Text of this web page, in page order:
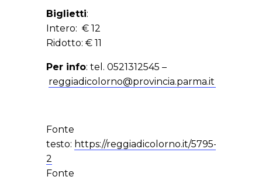
Biglietti:
Intero: € 12
Ridotto: € 11
Per info: tel. 0521312545 –
reggiadicolorno@provincia.parma.it
Fonte
testo: https://reggiadicolorno.it/5795-
2
Fonte